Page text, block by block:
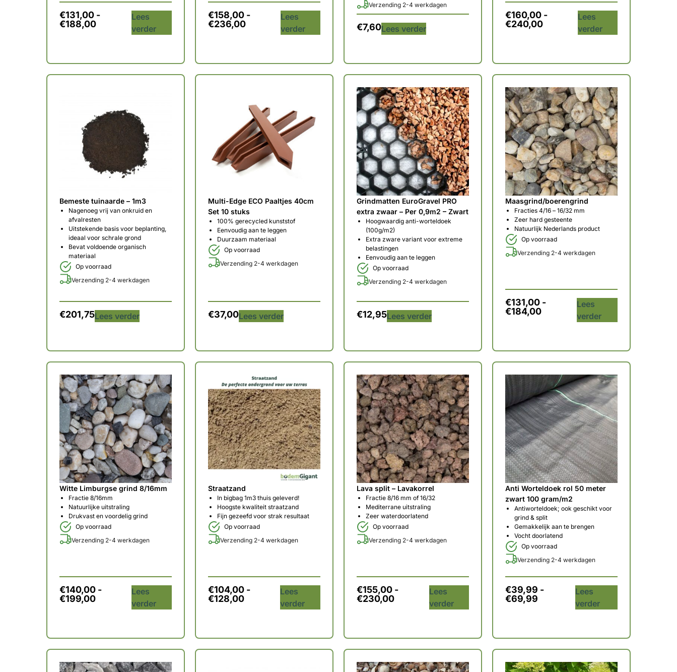
€131,00 -
€188,00
Lees
verder
€158,00 -
€236,00
Lees
verder
Verzending 2-4 werkdagen
€7,60Lees verder
€160,00 -
€240,00
Lees
verder
Bemeste tuinaarde – 1m3
Nagenoeg vrij van onkruid en
afvalresten
Uitstekende basis voor beplanting,
ideaal voor schrale grond
Bevat voldoende organisch
materiaal
Op voorraad
Verzending 2-4 werkdagen
€201,75Lees verder
Multi-Edge ECO Paaltjes 40cm
Set 10 stuks
100% gerecycled kunststof
Eenvoudig aan te leggen
Duurzaam materiaal
Op voorraad
Verzending 2-4 werkdagen
€37,00Lees verder
Grindmatten EuroGravel PRO
extra zwaar – Per 0,9m2 – Zwart
Hoogwaardig anti-worteldoek
(100g/m2)
Extra zware variant voor extreme
belastingen
Eenvoudig aan te leggen
Op voorraad
Verzending 2-4 werkdagen
€12,95Lees verder
Maasgrind/boerengrind
Fracties 4/16 – 16/32 mm
Zeer hard gesteente
Natuurlijk Nederlands product
Op voorraad
Verzending 2-4 werkdagen
€131,00 -
€184,00
Lees
verder
Witte Limburgse grind 8/16mm
Fractie 8/16mm
Natuurlijke uitstraling
Drukvast en voordelig grind
Op voorraad
Verzending 2-4 werkdagen
€140,00 -
€199,00
Lees
verder
Straatzand
In bigbag 1m3 thuis geleverd!
Hoogste kwaliteit straatzand
Fijn gezeefd voor strak resultaat
Op voorraad
Verzending 2-4 werkdagen
€104,00 -
€128,00
Lees
verder
Lava split – Lavakorrel
Fractie 8/16 mm of 16/32
Mediterrane uitstraling
Zeer waterdoorlatend
Op voorraad
Verzending 2-4 werkdagen
€155,00 -
€230,00
Lees
verder
Anti Worteldoek rol 50 meter
zwart 100 gram/m2
Antiworteldoek; ook geschikt voor
grind & split
Gemakkelijk aan te brengen
Vocht doorlatend
Op voorraad
Verzending 2-4 werkdagen
€39,99 -
€69,99
Lees
verder